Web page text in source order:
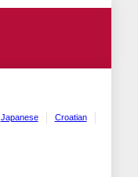
Japanese
Croatian